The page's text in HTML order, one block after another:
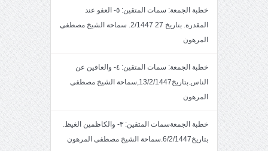
خطبة الجمعة: سمات المتقين: ٥- العفو عند
المقدرة. بتاريخ 27 2/1447. سماحة الشيخ مصطفى
المرهون
خطبة الجمعة: سمات المتقين: ٤- والعافين عن
الناس.بتاريخ13/2/1447,سماحة الشيخ مصطفى
المرهون
خطبة الجمعةسمات المتقين: ٣- والكاظمين الغيظ.
بتاريخ6/2/1447.سماحة الشيخ مصطفى المرهون